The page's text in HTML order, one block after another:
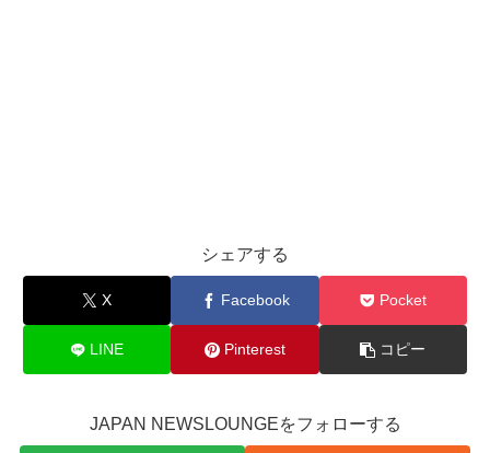
シェアする
X Facebook Pocket
LINE Pinterest コピー
JAPAN NEWSLOUNGEをフォローする